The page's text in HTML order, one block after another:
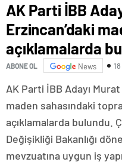
AK Parti İBB
Erzincan’daki
açıklamalarda
ABONE OL News
AK Parti İBB Adayı
maden sahasındaki
açıklamalarda bulundu.
Değişikliği Bakanlığı
mevzuatına uygun iş